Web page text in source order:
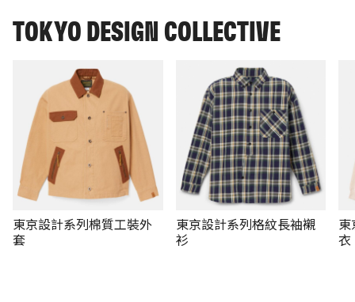
TOKYO DESIGN COLLECTIVE
東京設計系列棉質工裝外
套
東京設計系列格紋長袖襯
衫
東
衣